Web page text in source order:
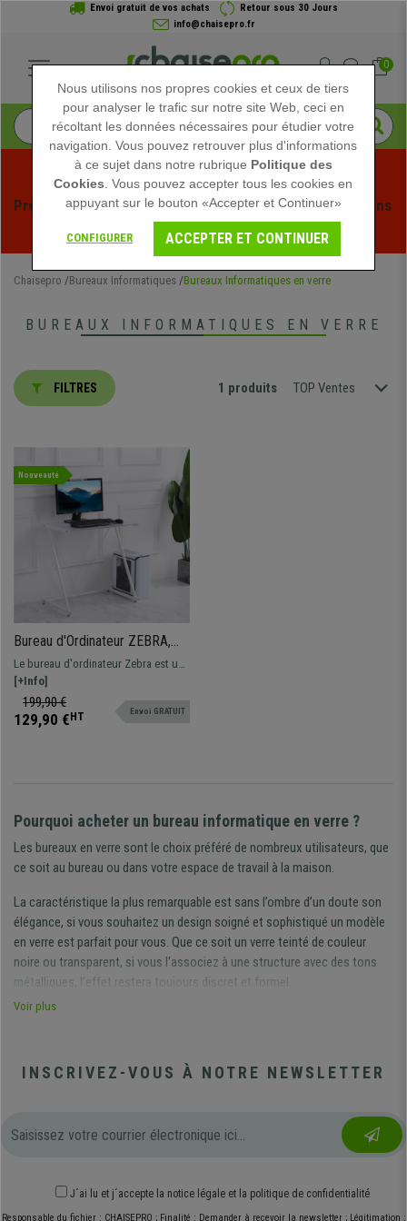
Envoi gratuit de vos achats
Retour sous 30 Jours
info@chaisepro.fr
0
Profitez des soldes d'été chez Chaisepro ! Des réductions
exclusives pour une durée limitée - Voir l'offre
Chaisepro Bureaux Informatiques Bureaux Informatiques en verre
BUREAUX INFORMATIQUES EN VERRE
FILTRES 1 produits TOP Ventes
Nouveauté
Bureau d'Ordinateur ZEBRA,
80x50x75 cm, en Métal et
Verre Trempé, Blanc
Le bureau d'ordinateur Zebra est un
modèle compacte et fonctionnelle,
idéal pour les espaces restreints
[+Info]
199,90 €
129,90 € HT Envoi GRATUIT
Pourquoi acheter un bureau informatique en verre ?
Les bureaux en verre sont le choix préféré de nombreux utilisateurs, que
ce soit au bureau ou dans votre espace de travail à la maison.
La caractéristique la plus remarquable est sans l’ombre d’un doute son
élégance, si vous souhaitez un design soigné et sophistiqué un modèle
en verre est parfait pour vous. Que ce soit un verre teinté de couleur
noire ou transparent, si vous l’associez à une structure avec des tons
métalliques, l’effet restera toujours discret et formel.
Les modèles transparents donnent une touche supplémentaire de
présente et si les murs présentent des couleurs dans les tons blancs ou
clairs.
et nettoyage. Un chiffon et un nettoyant pour vitre classique sont
suffisants pour conserver le bureau en verre en parfait état.
Contrairement à ce que l'on pourrait penser, sa surface ne se raye pas
Voir plus
INSCRIVEZ-VOUS À NOTRE NEWSLETTER
J´ai lu et j´accepte la notice légale et la politique de confidentialité
Responsable du fichier : CHAISEPRO ; Finalité : Demander à recevoir la newsletter ; Légitimation :
Nous utilisons nos propres cookies et ceux de tiers
pour analyser le trafic sur notre site Web, ceci en
récoltant les données nécessaires pour étudier votre
navigation. Vous pouvez retrouver plus d'informations
à ce sujet dans notre rubrique Politique des
Cookies . Vous pouvez accepter tous les cookies en
appuyant sur le bouton «Accepter et Continuer»
CONFIGURER ACCEPTER ET CONTINUER